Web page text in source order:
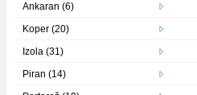
Ankaran (6)
Koper (20)
Izola (31)
Piran (14)